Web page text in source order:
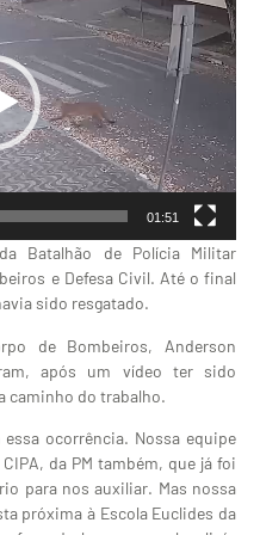
01:51
Batalhão de Polícia Militar
e Defesa Civil. Até o final
sido resgatado.
de Bombeiros, Anderson
após um vídeo ter sido
caminho do trabalho.
ocorrência. Nossa equipe
da PM também, que já foi
para nos auxiliar. Mas nossa
próxima à Escola Euclides da